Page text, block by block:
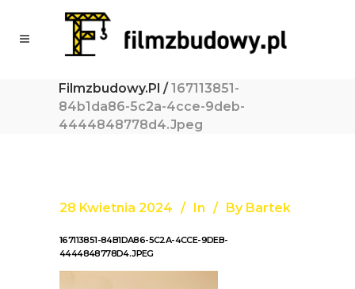
Filmzbudowy.pl /167113851-
84b1da86-5c2a-4cce-9deb-
4444848778d4.jpeg
28 Kwietnia 2024 In By Bartek
167113851-84B1DA86-5C2A-4CCE-9DEB-
4444848778D4.JPEG